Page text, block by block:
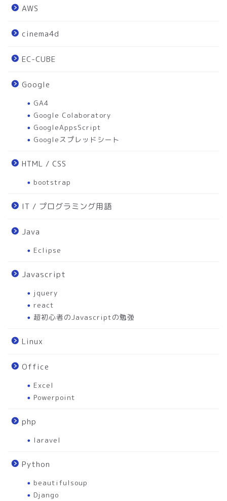
AWS
cinema4d
EC-CUBE
Google
GA4
Google Colaboratory
GoogleAppsScript
Googleスプレッドシート
HTML / CSS
bootstrap
IT / プログラミング用語
Java
Eclipse
Javascript
jquery
react
超初心者のJavascriptの勉強
Linux
Office
Excel
Powerpoint
php
laravel
Python
beautifulsoup
Django